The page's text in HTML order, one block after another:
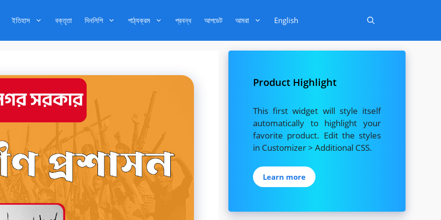
ইতিহাস বক্তৃতা দিনলিপি পাঠ্যক্রম প্রবন্ধ আপডেট আমরা English
Product Highlight
This first widget will style itself
automatically to highlight your
favorite product. Edit the styles
in Customizer > Additional CSS.
Learn more